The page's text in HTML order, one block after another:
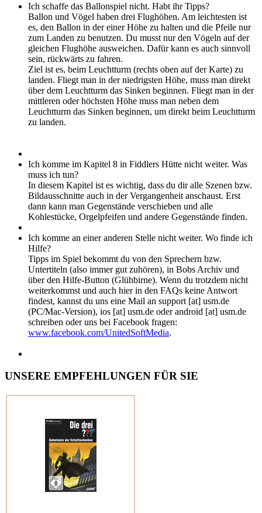
Ich schaffe das Ballonspiel nicht. Habt ihr Tipps?
Ballon und Vögel haben drei Flughöhen. Am leichtesten ist
es, den Ballon in der einer Höhe zu halten und die Pfeile nur
zum Landen zu benutzen. Du musst nur den Vögeln auf der
gleichen Flughöhe ausweichen. Dafür kann es auch sinnvoll
sein, rückwärts zu fahren.
Ziel ist es, beim Leuchtturm (rechts oben auf der Karte) zu
landen. Fliegt man in der niedrigsten Höhe, muss man direkt
über dem Leuchtturm das Sinken beginnen. Fliegt man in der
mittleren oder höchsten Höhe muss man neben dem
Leuchtturm das Sinken beginnen, um direkt beim Leuchtturm
zu landen.
Ich komme im Kapitel 8 in Fiddlers Hütte nicht weiter. Was
muss ich tun?
In diesem Kapitel ist es wichtig, dass du dir alle Szenen bzw.
Bildausschnitte auch in der Vergangenheit anschaust. Erst
dann kann man Gegenstände verschieben und alle
Kohlestücke, Orgelpfeifen und andere Gegenstände finden.
Ich komme an einer anderen Stelle nicht weiter. Wo finde ich
Hilfe?
Tipps im Spiel bekommt du von den Sprechern bzw.
Untertiteln (also immer gut zuhören), in Bobs Archiv und
über den Hilfe-Button (Glühbirne). Wenn du trotzdem nicht
weiterkommst und auch hier in den FAQs keine Antwort
findest, kannst du uns eine Mail an support [at] usm.de
(PC/Mac-Version), ios [at] usm.de oder android [at] usm.de
schreiben oder uns bei Facebook fragen:
www.facebook.com/UnitedSoftMedia.
UNSERE EMPFEHLUNGEN FÜR SIE